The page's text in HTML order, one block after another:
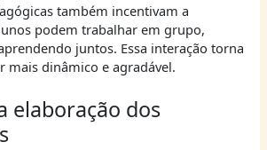
também incentivam a
podem trabalhar em grupo,
juntos. Essa interação torna
mais dinâmico e agradável.
elaboração dos